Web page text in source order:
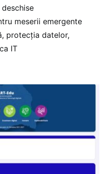
meserii emergente
protecția datelor,
IT